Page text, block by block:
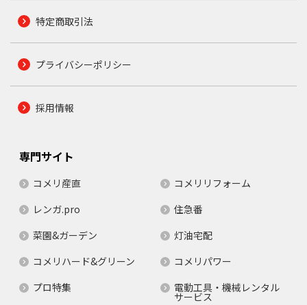
特定商取引法
プライバシーポリシー
採用情報
専門サイト
コメリ産直
コメリリフォーム
レンガ.pro
住急番
菜園&ガーデン
灯油宅配
コメリハード&グリーン
コメリパワー
プロ特集
電動工具・機械レンタル
サービス